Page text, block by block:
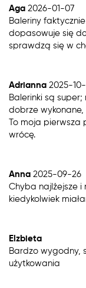
Aga 2026-01-07
Baleriny
dopasowuje się
sprawdzą się w
Adrianna 2025-
Balerinki są
dobrze
To moja
wrócę.
Anna 2025-09-26
Chyba najlżejsze i
kiedykolwiek
Elzbieta
Bardzo wygodny,
użytkowania